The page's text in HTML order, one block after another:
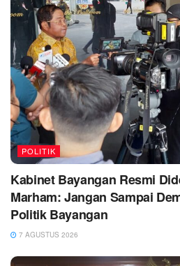
POLITIK
Kabinet Bayangan Resmi
Marham: Jangan Sampai
Politik Bayangan
7 AGUSTUS 2026